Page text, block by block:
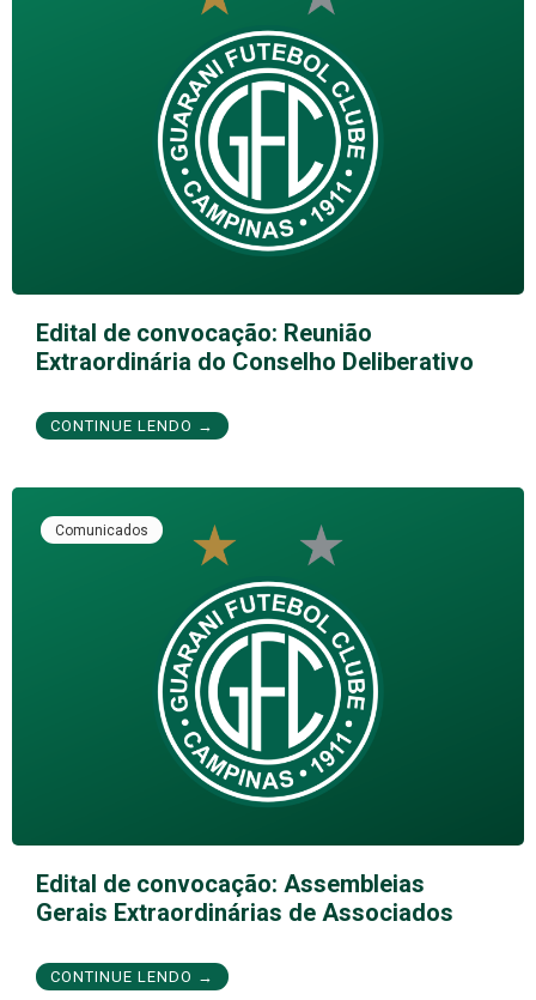
Edital de convocação: Reunião
Extraordinária do Conselho Deliberativo
CONTINUE LENDO →
Comunicados
Edital de convocação: Assembleias
Gerais Extraordinárias de Associados
CONTINUE LENDO →